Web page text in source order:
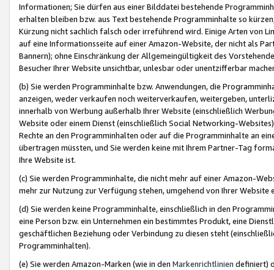
Informationen; Sie dürfen aus einer Bilddatei bestehende
erhalten bleiben bzw. aus Text bestehende Programminhalte so
Kürzung nicht sachlich falsch oder irreführend wird. Einige Arten von
auf eine Informationsseite auf einer Amazon-Website, der nicht als
Bannern); ohne Einschränkung der Allgemeingültigkeit des
Besucher Ihrer Website unsichtbar, unlesbar oder unentzifferbar
(b) Sie werden Programminhalte bzw. Anwendungen, die
anzeigen, weder verkaufen noch weiterverkaufen, weitergeben,
innerhalb von Werbung außerhalb Ihrer Website (einschließlich
Website oder einem Dienst (einschließlich Social Networking-
Rechte an den Programminhalten oder auf die Programminhalte an
übertragen müssten, und Sie werden keine mit Ihrem Partner-Tag
Ihre Website ist.
(c) Sie werden Programminhalte, die nicht mehr auf einer Amazon-
mehr zur Nutzung zur Verfügung stehen, umgehend von Ihrer
(d) Sie werden keine Programminhalte, einschließlich in den
eine Person bzw. ein Unternehmen ein bestimmtes Produkt, eine
geschäftlichen Beziehung oder Verbindung zu diesen steht
Programminhalten).
(e) Sie werden Amazon-Marken (wie in den Markenrichtlinien definiert)